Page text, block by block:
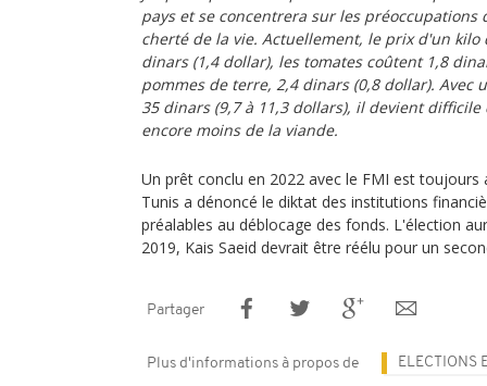
pays et se concentrera sur les préoccupations
cherté de la vie. Actuellement, le prix d'un kilo
dinars (1,4 dollar), les tomates coûtent 1,8
pommes de terre, 2,4 dinars (0,8 dollar). Avec
35 dinars (9,7 à 11,3 dollars), il devient
encore moins de la viande.
Un prêt conclu en 2022 avec le FMI est
Tunis a dénoncé le diktat des institutions
préalables au déblocage des fonds. L'élection
2019, Kais Saeid devrait être réélu pour un
Partager
Plus d'informations à propos de ELECTIONS